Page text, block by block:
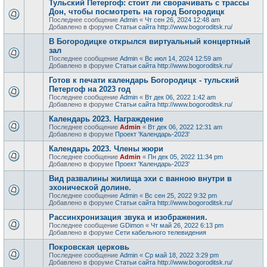
Тульский Петергоф: стоит ли сворачивать с трассы
Дон, чтобы посмотреть на город Богородицк
Последнее сообщение Admin « Чт сен 26, 2024 12:48 am
Добавлено в форуме Статьи сайта http://www.bogoroditsk.ru/
В Богородицке открылся виртуальный концертный
зал
Последнее сообщение Admin « Вс июл 14, 2024 12:59 am
Добавлено в форуме Статьи сайта http://www.bogoroditsk.ru/
Готов к печати календарь Богородицк - тульский
Петергоф на 2023 год
Последнее сообщение Admin « Вт дек 06, 2022 1:42 am
Добавлено в форуме Статьи сайта http://www.bogoroditsk.ru/
Календарь 2023. Награждение
Последнее сообщение Admin « Вт дек 06, 2022 12:31 am
Добавлено в форуме Проект 'Календарь-2023'
Календарь 2023. Члены жюри
Последнее сообщение Admin « Пн дек 05, 2022 11:34 pm
Добавлено в форуме Проект 'Календарь-2023'
Вид развалины жилища эхи с ванною внутри в
эхонической долине.
Последнее сообщение Admin « Вс сен 25, 2022 9:32 pm
Добавлено в форуме Статьи сайта http://www.bogoroditsk.ru/
Рассинхронизация звука и изображения.
Последнее сообщение GDimon « Чт май 26, 2022 6:13 pm
Добавлено в форуме Сети кабельного телевидения
Покровская церковь
Последнее сообщение Admin « Ср май 18, 2022 3:29 pm
Добавлено в форуме Статьи сайта http://www.bogoroditsk.ru/